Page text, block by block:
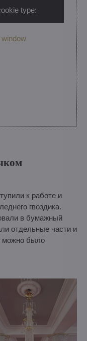
type:
к работе и
гвоздика.
в бумажный
отдельные части и
можно было